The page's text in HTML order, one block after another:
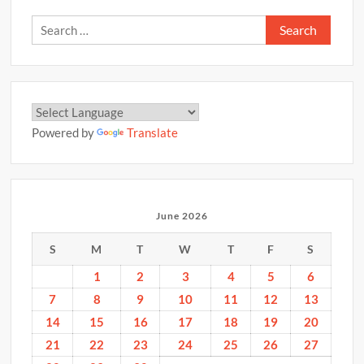
Search
for:
Powered by Translate
June 2026
S M T W T F S
1 2 3 4 5
6
7
8 9 10 11 12
13
14
15 16 17 18 19
20
21
22 23 24 25 26
27